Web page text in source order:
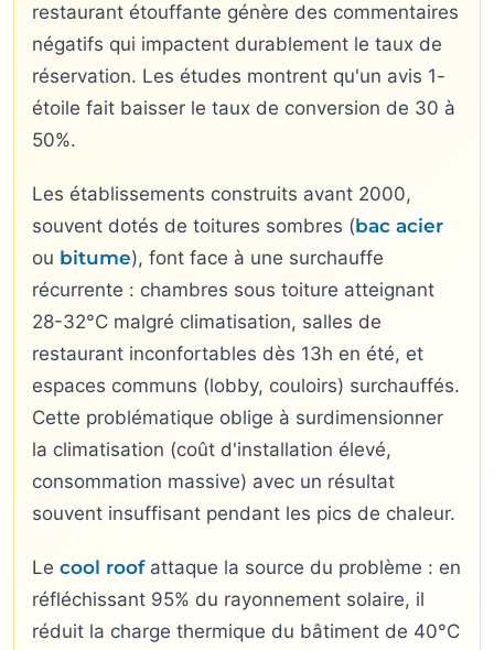
restaurant étouffante génère des commentaires
négatifs qui impactent durablement le taux de
réservation. Les études montrent qu'un avis 1-
étoile fait baisser le taux de conversion de 30 à
50%.
Les établissements construits avant 2000,
souvent dotés de toitures sombres (bac acier
ou bitume), font face à une surchauffe
récurrente : chambres sous toiture atteignant
28-32°C malgré climatisation, salles de
restaurant inconfortables dès 13h en été, et
espaces communs (lobby, couloirs) surchauffés.
Cette problématique oblige à surdimensionner
la climatisation (coût d'installation élevé,
consommation massive) avec un résultat
souvent insuffisant pendant les pics de chaleur.
Le cool roofattaque la source du problème : en
réfléchissant 95% du rayonnement solaire, il
réduit la charge thermique du bâtiment de 40°C